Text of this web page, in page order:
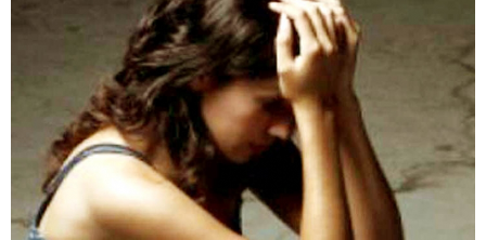
მოვლენების ქრონოლოგია, რომელიც
შესაძლოა, აღარ გვახსოვს
"დასრულდა 9-თვიანი კოშმარი
570 ოჯახისთვის" - "სფერო
ჰოლდინგის" თანამშრომლებს
განაჩენი გამოუტანეს: რა
სასჯელი ელოდებათ სოფიკო
პეტრიაშვილსა და გივი
წულეისკირს